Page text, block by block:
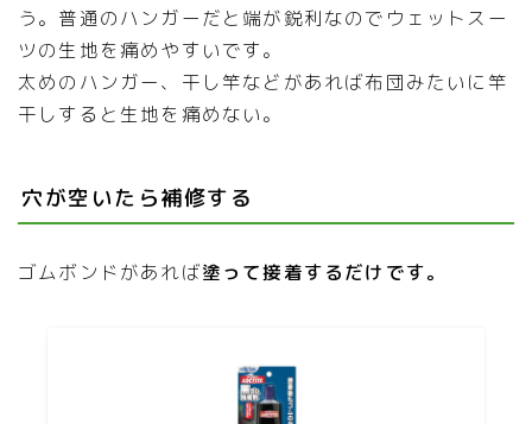
う。普通のハンガーだと端が鋭利なのでウェットスー
ツの生地を痛めやすいです。
太めのハンガー、干し竿などがあれば布団みたいに竿
干しすると生地を痛めない。
穴が空いたら補修する
ゴムボンドがあれば塗って接着するだけです。